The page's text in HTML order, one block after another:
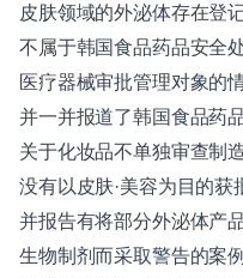
皮肤领域的外泌体存在登
不属于韩国食品药品安全
医疗器械审批管理对象的
并一并报道了韩国食品药
关于化妆品不单独审查制
没有以皮肤·美容为目的获
并报告有将部分外泌体产
生物制剂而采取警告的案